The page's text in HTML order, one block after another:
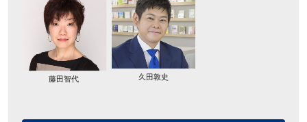
藤田智代 久田敦史